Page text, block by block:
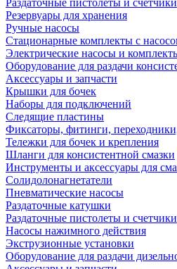
Раздаточные пистолеты и счетчики
Резервуары для хранения
Ручные насосы
Стационарные комплекты с
Электрические насосы и
Оборудование для раздачи
Аксессуары и запчасти
Крышки для бочек
Наборы для подключений
Следящие пластины
Фиксаторы, фитинги,
Тележки для бочек и крепления
Шланги для консистентной смазки
Инструменты и аксессуары для
Солидолонагнетатели
Пневматические насосы
Раздаточные катушки
Раздаточные пистолеты и счетчики
Насосы нажимного действия
Экструзионные установки
Оборудование для раздачи